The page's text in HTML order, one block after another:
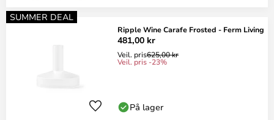
SUMMER DEAL
Ripple Wine Carafe Frosted - Ferm Living
481,00 kr
Veil. pris625,00 kr
Veil. pris -23%
På lager